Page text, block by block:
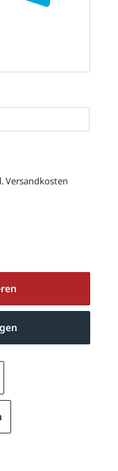
Versandkosten